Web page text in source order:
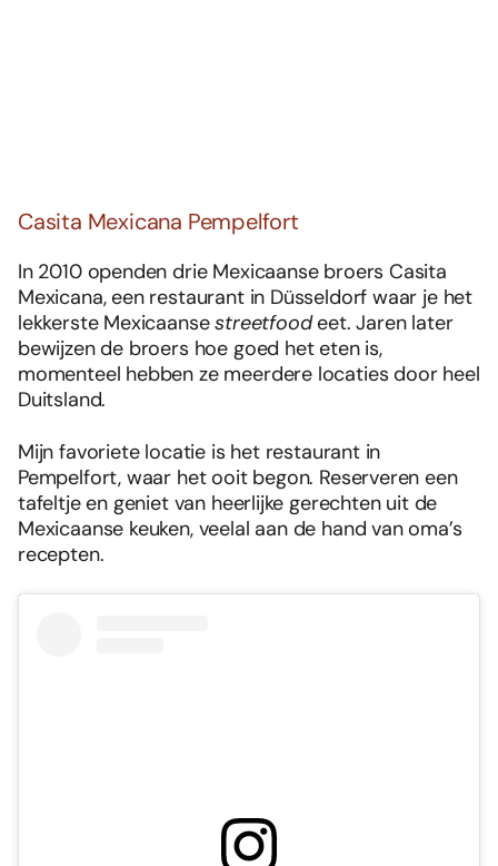
Casita Mexicana Pempelfort
In 2010 openden drie Mexicaanse broers Casita
Mexicana, een restaurant in Düsseldorf waar je het
lekkerste Mexicaansestreetfoodeet. Jaren later
bewijzen de broers hoe goed het eten is,
momenteel hebben ze meerdere locaties door heel
Duitsland.
Mijn favoriete locatie is het restaurant in
Pempelfort, waar het ooit begon. Reserveren een
tafeltje en geniet van heerlijke gerechten uit de
Mexicaanse keuken, veelal aan de hand van oma’s
recepten.